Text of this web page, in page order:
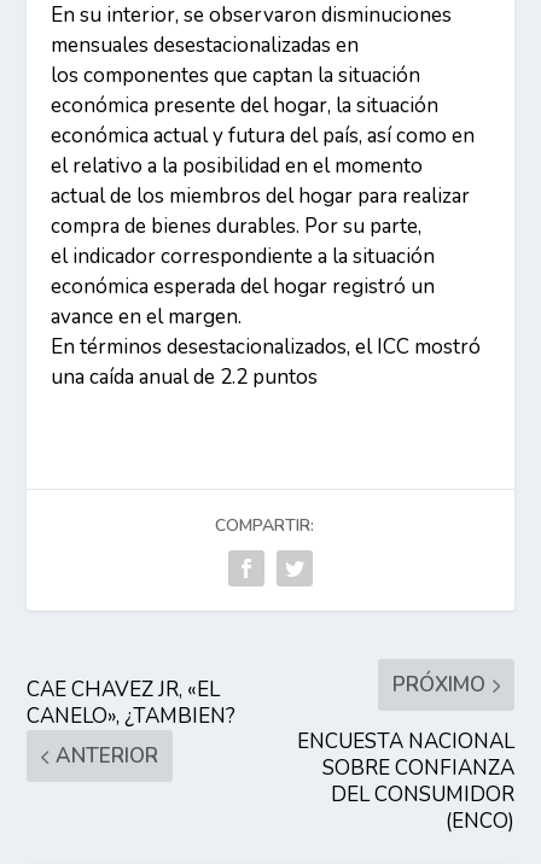
En su interior, se observaron disminuciones
mensuales desestacionalizadas en
los componentes que captan la situación
económica presente del hogar, la situación
económica actual y futura del país, así como en
el relativo a la posibilidad en el momento
actual de los miembros del hogar para realizar
compra de bienes durables. Por su parte,
el indicador correspondiente a la situación
económica esperada del hogar registró un
avance en el margen.
En términos desestacionalizados, el ICC mostró
una caída anual de 2.2 puntos
COMPARTIR:
CAE CHAVEZ JR, «EL
CANELO», ¿TAMBIEN?
ANTERIOR
PRÓXIMO
ENCUESTA NACIONAL
SOBRE CONFIANZA
DEL CONSUMIDOR
(ENCO)